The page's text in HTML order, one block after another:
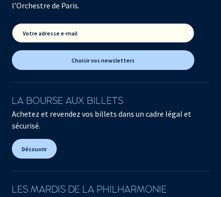
l’Orchestre de Paris.
Votre adresse e-mail
Choisir vos newsletters
LA BOURSE AUX BILLETS
Achetez et revendez vos billets dans un cadre légal et
sécurisé.
Découvrir
LES MARDIS DE LA PHILHARMONIE